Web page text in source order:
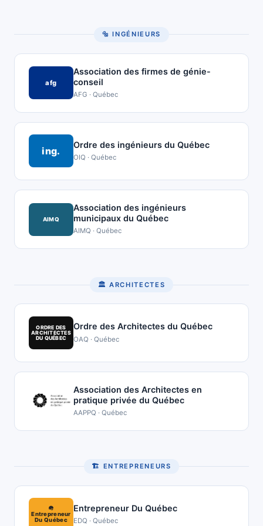
🔩 INGÉNIEURS
afg
Association des firmes de génie-
conseil
AFG · Québec
ing.
Ordre des ingénieurs du Québec
OIQ · Québec
AIMQ
Association des ingénieurs
municipaux du Québec
AIMQ · Québec
🏛 ARCHITECTES
ORDRE DES
ARCHITECTES
DU QUÉBEC
Ordre des Architectes du Québec
OAQ · Québec
Association des Architectes en
pratique privée du Québec
AAPPQ · Québec
🏗 ENTREPRENEURS
🪖
Entrepreneur
Du Québec
Entrepreneur Du Québec
EDQ · Québec